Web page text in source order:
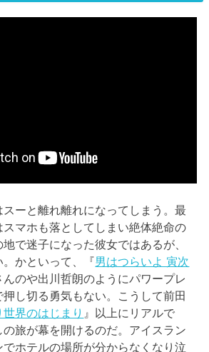
ーと離れ離れになってしまう。最
マホも落としてしまい絶体絶命の
で迷子になった彼女ではあるが、
かといって、『男はつらいよ 寅次
んのや出川哲朗のようにパワープレ
し切る勇気もない。こうして前田
界のはじまり 』以上にリアルで
旅が幕を開けるのだ。アイスラン
でホテルの場所が分からなくなり泣